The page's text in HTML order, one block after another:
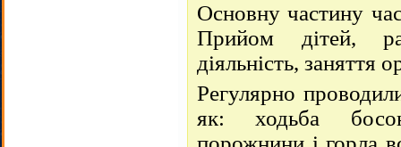
Основну частину
Прийом дітей,
діяльність, заняття
Регулярно
як: ходьба